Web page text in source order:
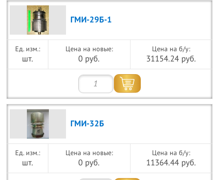
ГМИ-29Б-1
шт.
Цена на новые:
0 руб.
Цена на б/у:
31154.24 руб.
ГМИ-32Б
шт.
Цена на новые:
0 руб.
Цена на б/у:
11364.44 руб.